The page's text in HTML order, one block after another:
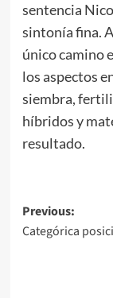
sentencia
sintonía fina.
único camino
los aspectos
siembra,
híbridos y
resultado.
Post
Previous:
Categórica